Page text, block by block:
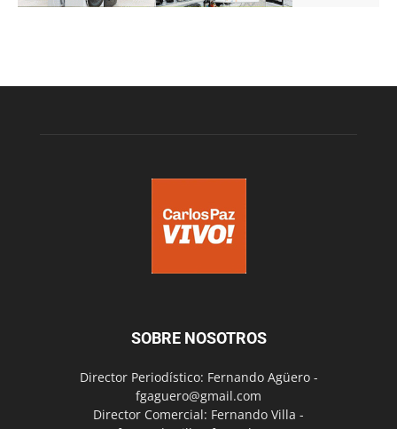
SOBRE NOSOTROS
Director Periodístico: Fernando Agüero -
fgaguero@gmail.com
Director Comercial: Fernando Villa -